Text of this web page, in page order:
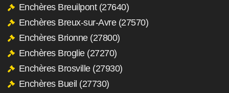
Enchères Breuilpont (27640)
Enchères Breux-sur-Avre (27570)
Enchères Brionne (27800)
Enchères Broglie (27270)
Enchères Brosville (27930)
Enchères Bueil (27730)